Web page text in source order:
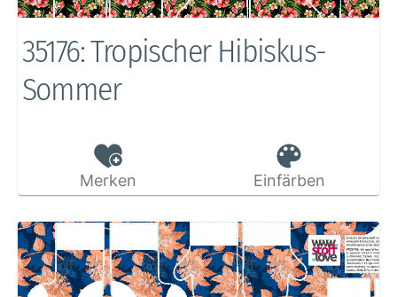
35176: Tropischer Hibiskus-
Sommer
Merken Einfärben